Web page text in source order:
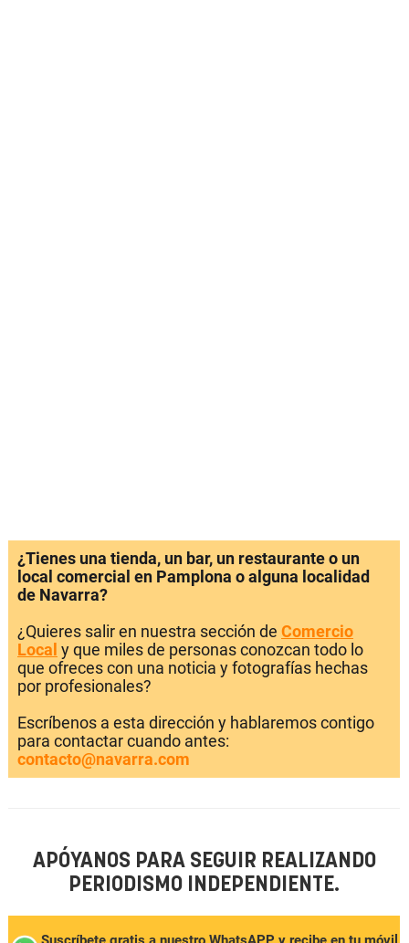
¿Tienes una tienda, un bar, un restaurante o un
local comercial en Pamplona o alguna localidad
de Navarra?
¿Quieres salir en nuestra sección de Comercio
Local y que miles de personas conozcan todo lo
que ofreces con una noticia y fotografías hechas
por profesionales?
Escríbenos a esta dirección y hablaremos contigo
para contactar cuando antes:
contacto@navarra.com
APÓYANOS PARA SEGUIR REALIZANDO
PERIODISMO INDEPENDIENTE.